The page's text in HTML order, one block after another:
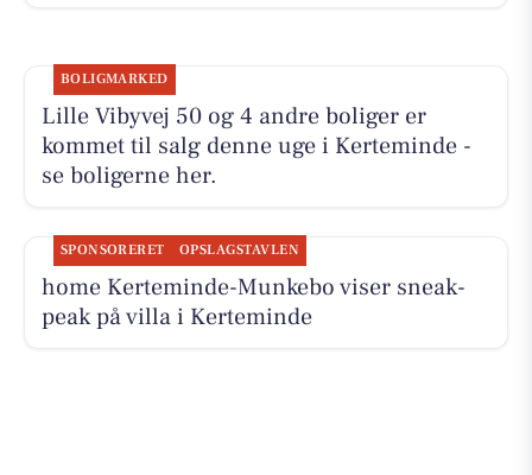
BOLIGMARKED
Lille Vibyvej 50 og 4 andre boliger er
kommet til salg denne uge i Kerteminde -
se boligerne her.
SPONSORERET OPSLAGSTAVLEN
home Kerteminde-Munkebo viser sneak-
peak på villa i Kerteminde